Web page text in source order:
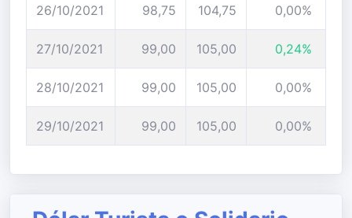
26/10/2021 98,75 104,75 0,00%
27/10/2021 99,00 105,00 0,24%
28/10/2021 99,00 105,00 0,00%
29/10/2021 99,00 105,00 0,00%